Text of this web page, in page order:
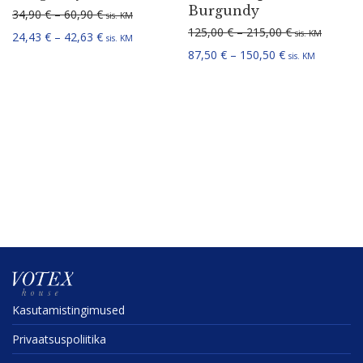
34,90€ – 60,90€Hinnavahemik: 34,90 € kuni 60,90 €
sis. KM
24,43 € – 42,63 €Hinnavahemik: 24,43 € kuni 42,63 €
sis. KM
Burgundy
125,00€ – 215,00€ sis. KM
87,50 € – 150,50 € sis. KM
Kasuta­mis­tin­gi­mused
Privaat­sus­po­liitika